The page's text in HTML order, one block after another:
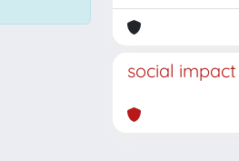
social impact